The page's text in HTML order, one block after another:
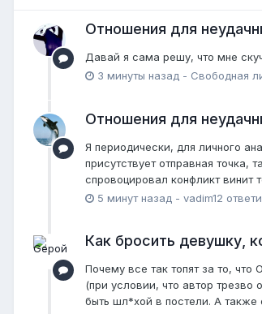
Отношения для
Давай я сама решу, что мне
3 минуты назад - Свободная
Отношения для
Я периодически, для личного
присутствует отправная точка,
спровоцировал конфликт винит
5 минут назад - vadim12
Как бросить девушку,
Почему все так топят за то,
(при условии, что автор трезво
быть шл*хой в постели. А также